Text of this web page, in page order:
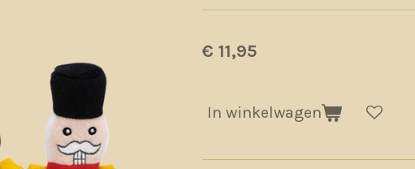
€ 11,95
In winkelwagen